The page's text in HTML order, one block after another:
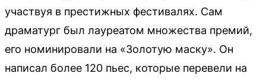
участвуя в престижных фестивалях. Сам
драматург был лауреатом множества премий,
его номинировали на «Золотую маску». Он
написал более 120 пьес, которые перевели на